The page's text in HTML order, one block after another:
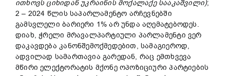
ითხოვს ციხიდან უკრაინის მოქალაქე სააკაშვილი);
2 – 2024 წლის საპარლამენტო არჩევნებში
გამსვლელი ბარიერი 1% არ უნდა აღემატებოდეს.
დიახ, ჭრელი მრავალპარტიული პარლამენტი ვერ
დაკავდება კანონშემოქმედებით, სამაგიეროდ,
ადვილად სამართავია გარედან, რაც ემთხვევა
მწირი ელექტორატის მქონე ოპოზიციური პარტიების